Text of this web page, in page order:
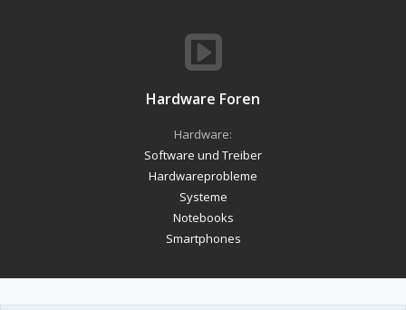
Hardware Foren
Hardware:
Software und Treiber
Hardwareprobleme
Systeme
Notebooks
Smartphones